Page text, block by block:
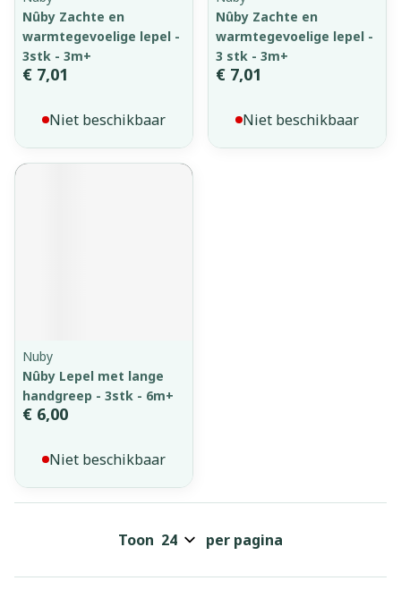
Nûby Zachte en
warmtegevoelige lepel -
3stk - 3m+
€ 7,01
Niet beschikbaar
Nûby Zachte en
warmtegevoelige lepel -
3 stk - 3m+
€ 7,01
Niet beschikbaar
Nuby
Nûby Lepel met lange
handgreep - 3stk - 6m+
€ 6,00
Niet beschikbaar
Toon per pagina